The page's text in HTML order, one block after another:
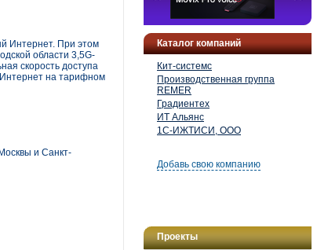
Каталог компаний
Кит-системс
Производственная группа
REMER
Градиентех
ИТ Альянс
1С-ИЖТИСИ, ООО
Добавь свою компанию
Проекты
Интернет. При этом
области 3,5G-
скорость доступа
на тарифном
и Санкт-